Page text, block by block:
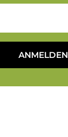
ANMELDEN